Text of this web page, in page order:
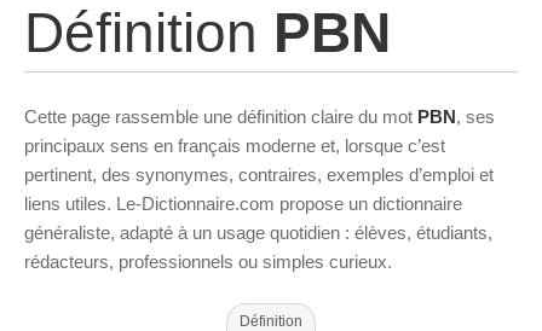
Définition PBN
Cette page rassemble une définition claire du mot PBN, ses
principaux sens en français moderne et, lorsque c’est
pertinent, des synonymes, contraires, exemples d’emploi et
liens utiles. Le-Dictionnaire.com propose un dictionnaire
généraliste, adapté à un usage quotidien : élèves, étudiants,
rédacteurs, professionnels ou simples curieux.
Définition